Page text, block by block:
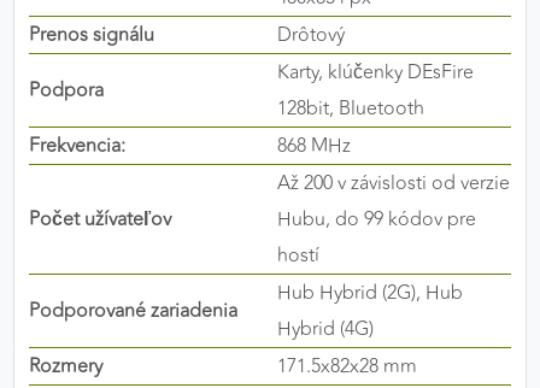
Prenos signálu
Drôtový
Podpora
Karty, klúčenky DEsFire
128bit, Bluetooth
Frekvencia:
868 MHz
Počet užívateľov
Až 200 v závislosti od verzie
Hubu, do 99 kódov pre
hostí
Podporované zariadenia
Hub Hybrid (2G), Hub
Hybrid (4G)
Rozmery
171.5x82x28 mm
výkon a funkčnosť našich stránok.
Poskytovateľ: Google
MARKETINGOVÉ COOKIES
Marketingové cookies sa používajú na sledovanie
správania používateľov naprieč webovými
stránkami. Umožňujú nám a našim partnerom
zobrazovať cielenú a relevantnú reklamu, a to na
našom webe aj v reklamných sieťach tretích strán.